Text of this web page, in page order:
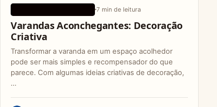
7 min de leitura
Varandas Aconchegantes: Decoração
Criativa
Transformar a varanda em um espaço acolhedor
pode ser mais simples e recompensador do que
parece. Com algumas ideias criativas de decoração,
…